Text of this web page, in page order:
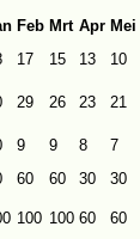
Feb Mrt Apr Mei
17 15 13 10
29 26 23 21
9 9 8 7
60 60 30 30
100 100 60 60